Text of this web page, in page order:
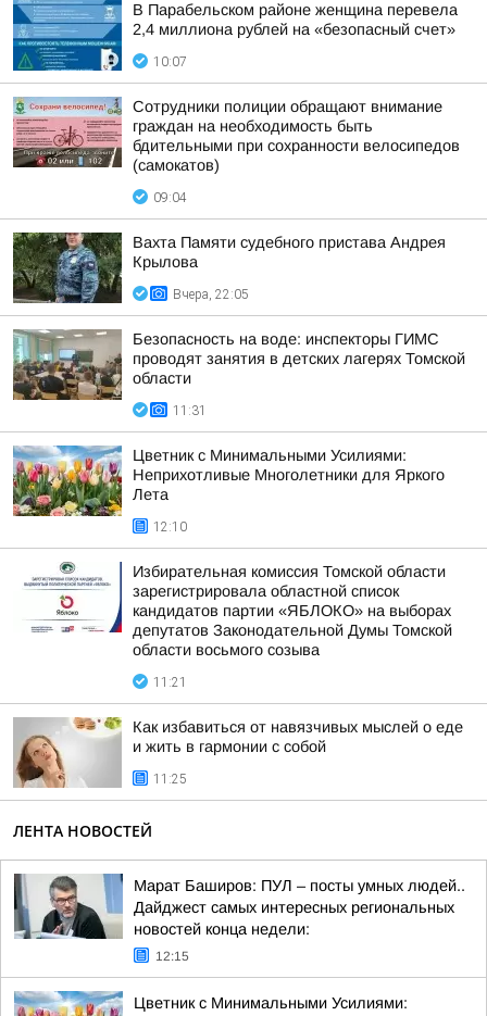
В Парабельском районе женщина перевела
2,4 миллиона рублей на «безопасный счет»
10:07
Сотрудники полиции обращают внимание
граждан на необходимость быть
бдительными при сохранности велосипедов
(самокатов)
09:04
Вахта Памяти судебного пристава Андрея
Крылова
Вчера, 22:05
Безопасность на воде: инспекторы ГИМС
проводят занятия в детских лагерях Томской
области
11:31
Цветник с Минимальными Усилиями:
Неприхотливые Многолетники для Яркого
Лета
12:10
Избирательная комиссия Томской области
зарегистрировала областной список
кандидатов партии «ЯБЛОКО» на выборах
депутатов Законодательной Думы Томской
области восьмого созыва
11:21
Как избавиться от навязчивых мыслей о еде
и жить в гармонии с собой
11:25
ЛЕНТА НОВОСТЕЙ
Марат Баширов: ПУЛ – посты умных людей..
Дайджест самых интересных региональных
новостей конца недели:
12:15
Цветник с Минимальными Усилиями: